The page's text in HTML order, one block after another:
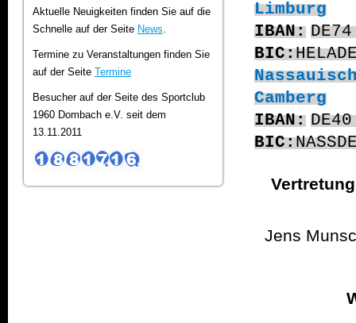
Aktuelle Neuigkeiten finden Sie auf die
Schnelle auf der Seite News.
Termine zu Veranstaltungen finden Sie
auf der Seite Termine
Besucher auf der Seite des Sportclub
1960 Dombach e.V. seit dem
13.11.2011
Limburg
IBAN:
BIC:
Camberg
IBAN:
BIC:
Jens